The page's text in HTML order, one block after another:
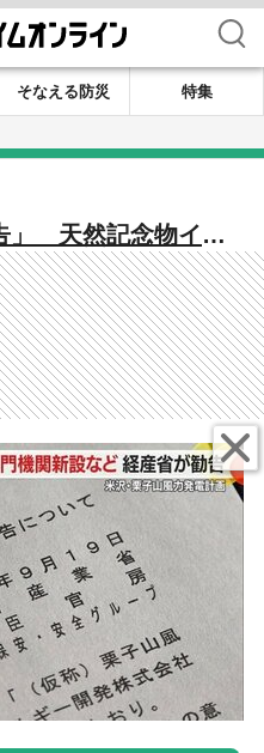
検索
そなえる防災
特集
」 天然記念物イヌ
評価する専門機関新
山形発】